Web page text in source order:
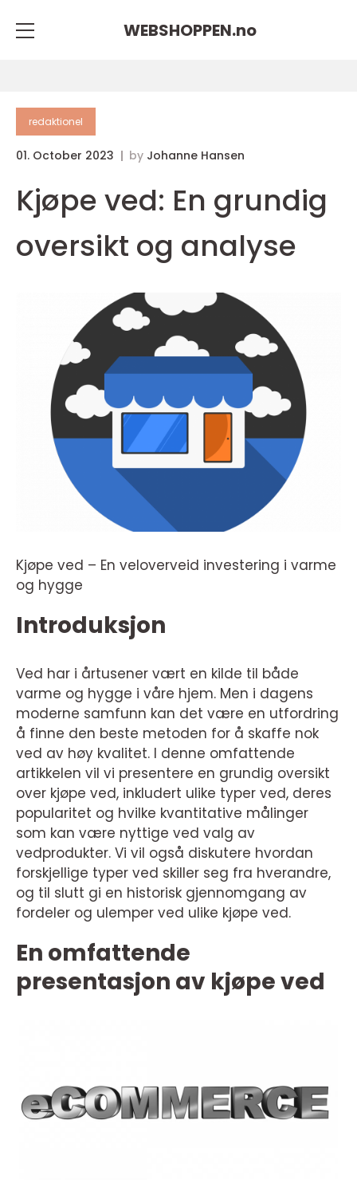
WEBSHOPPEN.no
redaktionel
01. October 2023 by Johanne Hansen
Kjøpe ved: En grundig
oversikt og analyse
Kjøpe ved – En veloverveid investering i varme
og hygge
Introduksjon
Ved har i årtusener vært en kilde til både
varme og hygge i våre hjem. Men i dagens
moderne samfunn kan det være en utfordring
å finne den beste metoden for å skaffe nok
ved av høy kvalitet. I denne omfattende
artikkelen vil vi presentere en grundig oversikt
over kjøpe ved, inkludert ulike typer ved, deres
popularitet og hvilke kvantitative målinger
som kan være nyttige ved valg av
vedprodukter. Vi vil også diskutere hvordan
forskjellige typer ved skiller seg fra hverandre,
og til slutt gi en historisk gjennomgang av
fordeler og ulemper ved ulike kjøpe ved.
En omfattende
presentasjon av kjøpe ved